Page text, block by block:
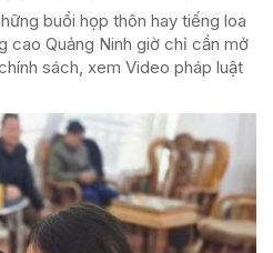
buổi họp thôn hay tiếng loa
cao Quảng Ninh giờ chỉ cần mở
sách, xem Video pháp luật